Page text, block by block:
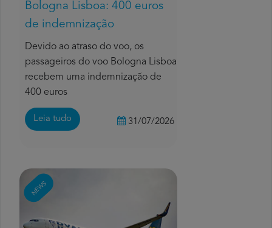
Bologna Lisboa: 400 euros
de indemnização
Devido ao atraso do voo, os
passageiros do voo Bologna Lisboa
recebem uma indemnização de
400 euros
Leia tudo 31/07/2026
NEWS